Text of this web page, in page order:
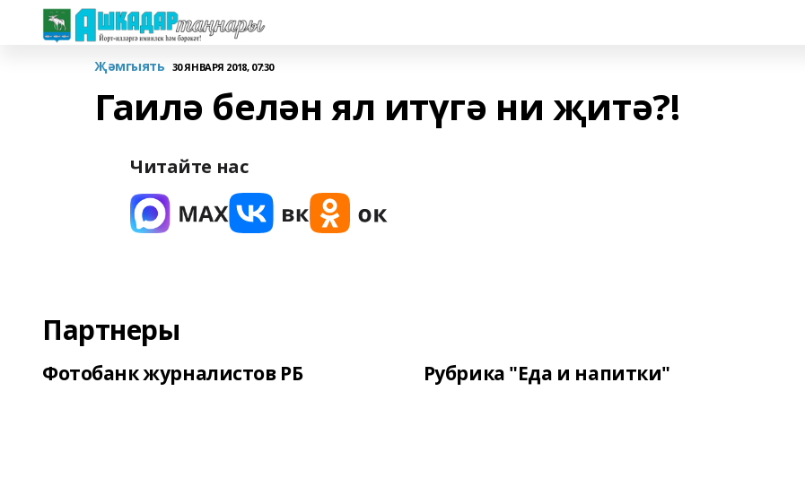
Җәмгыять 30 ЯНВАРЯ 2018, 07:30
Гаилә белән ял итүгә ни җитә?!
Читайте нас
Партнеры
Фотобанк журналистов РБ Рубрика "Еда и напитки"